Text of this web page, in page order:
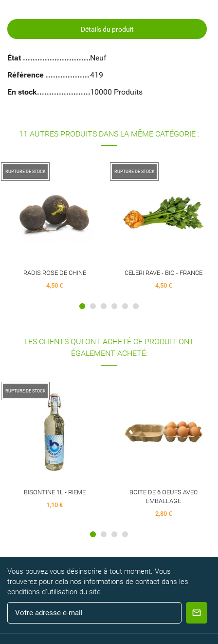
Détails du produit
État
Neuf
Référence
419
En stock
10000 Produits
11 AUTRES PRODUITS DANS LA MÊME CATÉGORIE :
DE CHINE
CELERI RAVE - BIO - FRANCE
LES CLIENTS QUI ONT ACHETÉ CE PRODUIT ONT
ÉGALEMENT ACHETÉ:
RUPTURE DE STOCK
BISONTINE 1L - RIEME
1,10 €
BOITE DE 6 OEUFS AVEC
EMBALLAGE
2,80 €
Vous pouvez vous désinscrire à tout moment. Vous
trouverez pour cela nos informations de contact dans les
conditions d'utilisation du site.